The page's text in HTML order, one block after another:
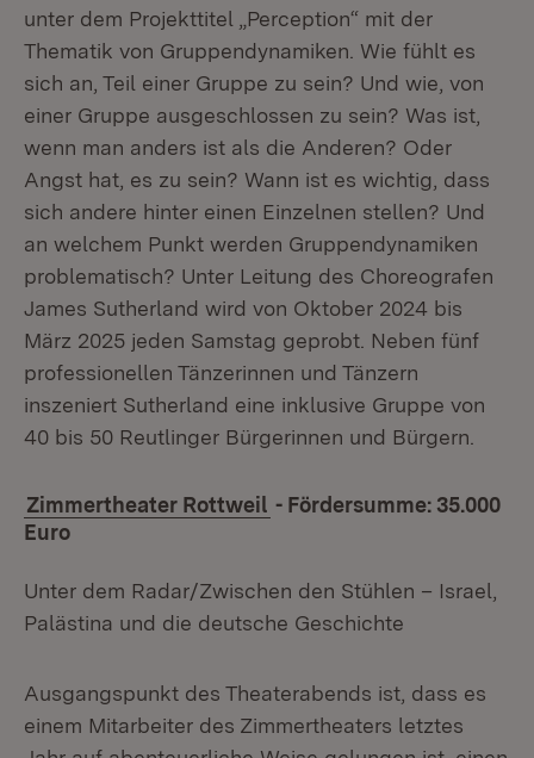
unter dem Projekttitel „Perception“ mit der
Thematik von Gruppendynamiken. Wie fühlt es
sich an, Teil einer Gruppe zu sein? Und wie, von
einer Gruppe ausgeschlossen zu sein? Was ist,
wenn man anders ist als die Anderen? Oder
Angst hat, es zu sein? Wann ist es wichtig, dass
sich andere hinter einen Einzelnen stellen? Und
an welchem Punkt werden Gruppendynamiken
problematisch? Unter Leitung des Choreografen
James Sutherland wird von Oktober 2024 bis
März 2025 jeden Samstag geprobt. Neben fünf
professionellen Tänzerinnen und Tänzern
inszeniert Sutherland eine inklusive Gruppe von
40 bis 50 Reutlinger Bürgerinnen und Bürgern.
Zimmertheater Rottweil - Fördersumme: 35.000
Euro
Unter dem Radar/Zwischen den Stühlen – Israel,
Palästina und die deutsche Geschichte
Ausgangspunkt des Theaterabends ist, dass es
einem Mitarbeiter des Zimmertheaters letztes